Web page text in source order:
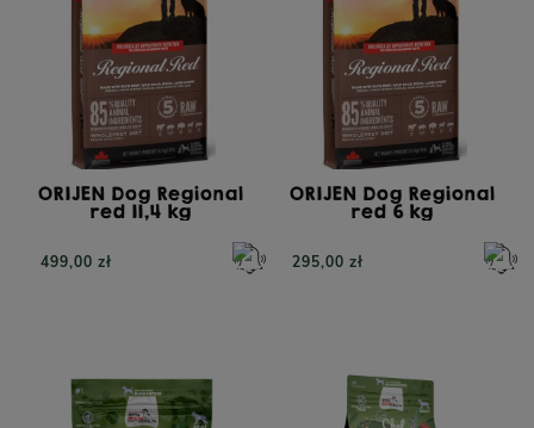
PERRO Cielęcina z
cukinią dla psów
dorosłych 800g
DOSTĘPNOŚCI
PERRO Struś z cukinią
dla psów dorosłych 400g
ORIJEN Dog Regional
red 11,4 kg
499,00 zł
ORIJEN Dog Regional
red 6 kg
295,00 zł